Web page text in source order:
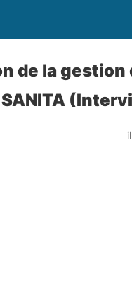
de la gestion